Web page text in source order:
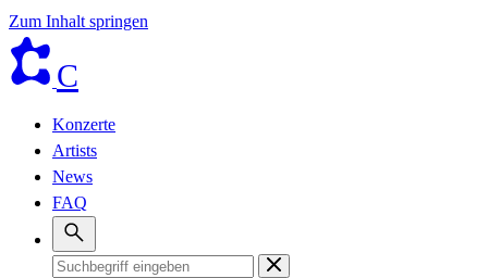
Zum Inhalt springen
C
Konzerte
Artists
News
FAQ